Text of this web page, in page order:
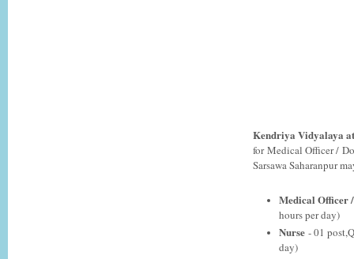
Kendriya Vidyalaya
forMedical Officer /
Sarsawa Saharanpur
Medical Officer
hours per day)
Nurse- 01
day)